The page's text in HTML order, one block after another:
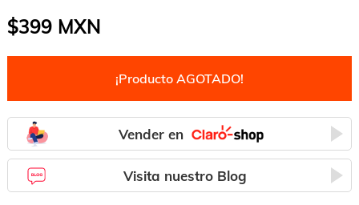
$399MXN
¡Producto AGOTADO!
Vender en
Visita nuestro Blog